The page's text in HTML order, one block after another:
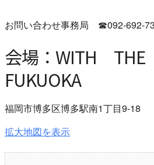
お問い合わせ事務局 ☎092-692-
会場：WITH
FUKUOKA
福岡市博多区博多駅南1丁目9-18
拡大地図を表示